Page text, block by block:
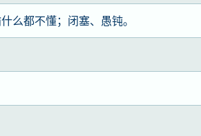
么都不懂；闭塞、愚钝。